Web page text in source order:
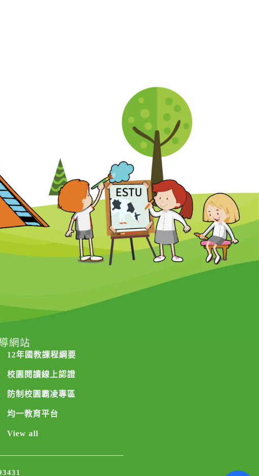
網站
12年國教課程綱要
校園閱讀線上認證
防制校園霸凌專區
均一教育平台
View all